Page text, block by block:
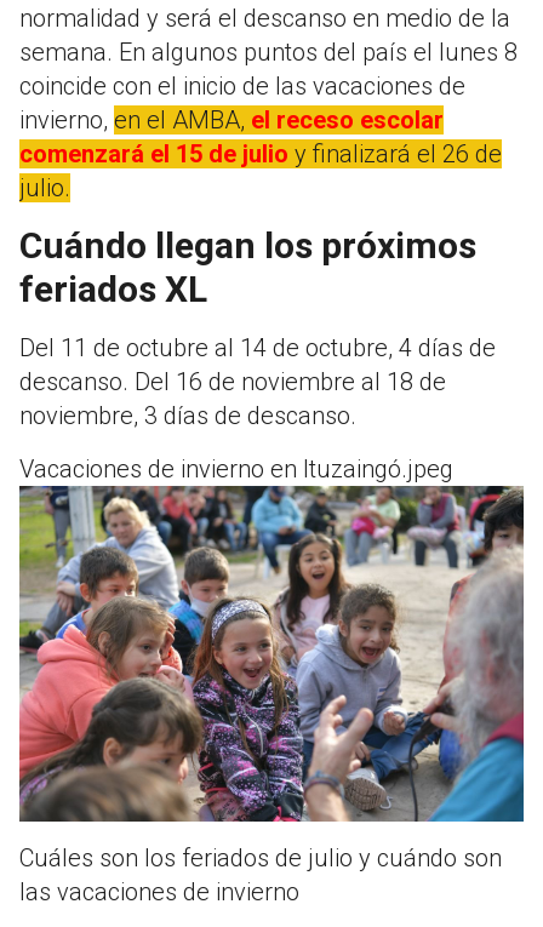
normalidad y será el descanso en medio de la
semana. En algunos puntos del país el lunes 8
coincide con el inicio de las vacaciones de
invierno, en el AMBA, el receso escolar
comenzará el 15 de julio y finalizará el 26 de
julio.
Cuándo llegan los próximos
feriados XL
Del 11 de octubre al 14 de octubre, 4 días de
descanso. Del 16 de noviembre al 18 de
noviembre, 3 días de descanso.
Vacaciones de invierno en Ituzaingó.jpeg
Cuáles son los feriados de julio y cuándo son
las vacaciones de invierno